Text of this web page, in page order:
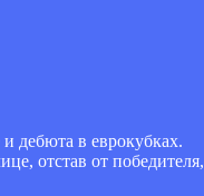
дебюта в еврокубках.
отстав от победителя,